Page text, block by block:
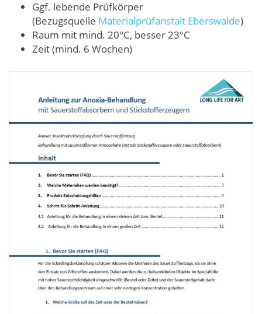
Ggf. lebende Prüfkörper
(Bezugsquelle Materialprüfanstalt Eberswalde)
Raum mit mind. 20°C, besser 23°C
Zeit (mind. 6 Wochen)